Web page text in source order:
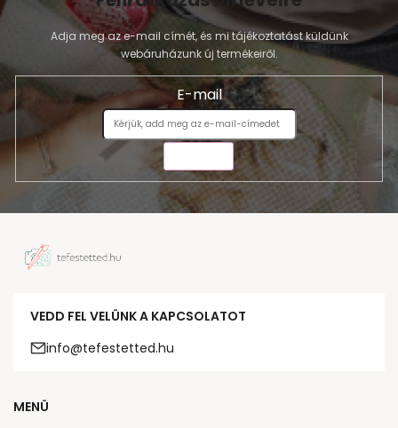
Adja meg az e-mail címét, és mi tájékoztatást küldünk
webáruházunk új termékeiről.
E-mail
VEDD FEL VELÜNK A KAPCSOLATOT
info@tefestetted.hu
MENÜ